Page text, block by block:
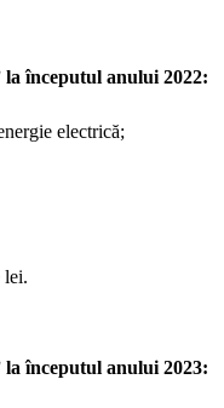
începutul anului 2022:
electrică;
lei.
începutul anului 2023: